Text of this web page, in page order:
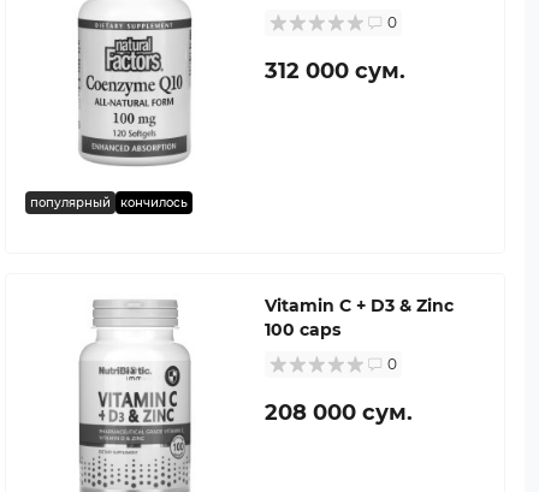
популярный кончилось
0
312 000 сум.
Vitamin C + D3 & Zinc
100 caps
0
208 000 сум.